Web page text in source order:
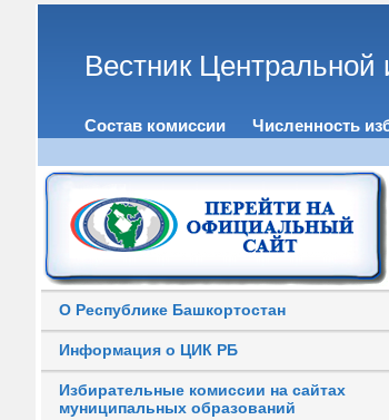
Вестник Центральной
Состав комиссии Численность
О Республике Башкортостан
Информация о ЦИК РБ
Избирательные комиссии на сайтах
муниципальных образований